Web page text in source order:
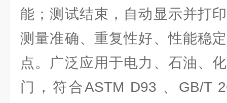
能；测试结束，自动显示并打
测量准确、重复性好、性能稳
点。广泛应用于电力、石油、
门，符合ASTM D93 、GB/T